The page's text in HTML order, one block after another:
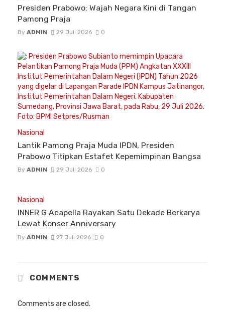
Presiden Prabowo: Wajah Negara Kini di Tangan
Pamong Praja
By ADMIN 29 Juli 2026 0
Nasional
Lantik Pamong Praja Muda IPDN, Presiden
Prabowo Titipkan Estafet Kepemimpinan Bangsa
By ADMIN 29 Juli 2026 0
Nasional
INNER G Acapella Rayakan Satu Dekade Berkarya
Lewat Konser Anniversary
By ADMIN 27 Juli 2026 0
COMMENTS
Comments are closed.